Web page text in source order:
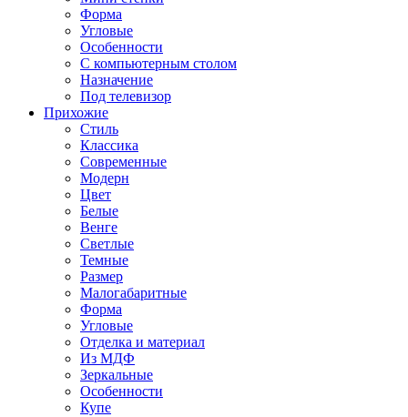
Форма
Угловые
Особенности
С компьютерным столом
Назначение
Под телевизор
Прихожие
Стиль
Классика
Современные
Модерн
Цвет
Белые
Венге
Светлые
Темные
Размер
Малогабаритные
Форма
Угловые
Отделка и материал
Из МДФ
Зеркальные
Особенности
Купе